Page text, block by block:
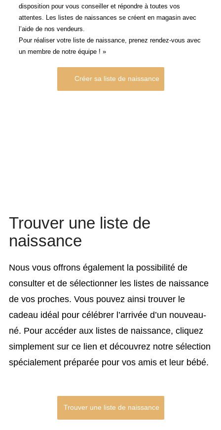
disposition pour vous conseiller et répondre à toutes vos
attentes. Les listes de naissances se créent en magasin avec
l’aide de nos vendeurs.
Pour réaliser votre liste de naissance, prenez rendez-vous avec
un membre de notre équipe ! »
Créer sa liste de naissance
Trouver une liste de
naissance
Nous vous offrons également la possibilité de
consulter et de sélectionner les listes de naissance
de vos proches. Vous pouvez ainsi trouver le
cadeau idéal pour célébrer l’arrivée d’un nouveau-
né. Pour accéder aux listes de naissance, cliquez
simplement sur ce lien et découvrez notre sélection
spécialement préparée pour vos amis et leur bébé.
Trouver une liste de naissance